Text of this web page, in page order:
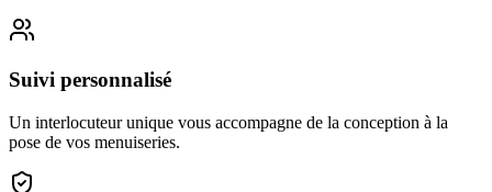
Suivi personnalisé
Un interlocuteur unique vous accompagne de la conception à la
pose de vos menuiseries.